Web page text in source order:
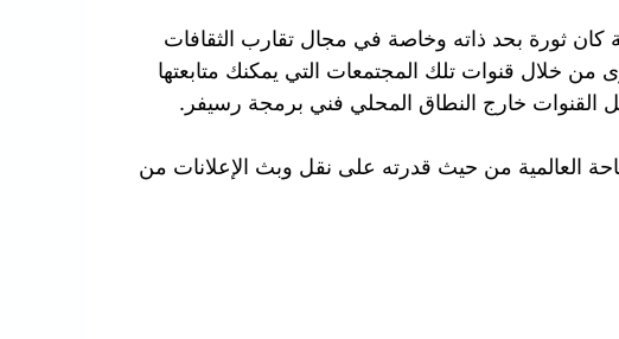
كان ثورة بحد ذاته وخاصة في مجال تقارب الثقافات
من خلال قنوات تلك المجتمعات التي يمكنك متابعتها
القنوات خارج النطاق المحلي فني برمجة رسيفر.
العالمية من حيث قدرته على نقل وبث الإعلانات من